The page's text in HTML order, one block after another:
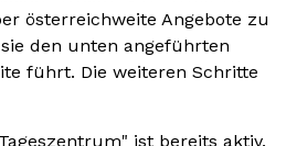
österreichweite Angebote zu
den unten angeführten
führt. Die weiteren Schritte
ist bereits aktiv.